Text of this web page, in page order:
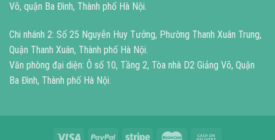
Võ, quận Ba Đình, Thành phố Hà Nội.
Chi nhánh 2: Số 25 Nguyễn Huy Tưởng, Phường Thanh Xuân Trung,
Quận Thanh Xuân, Thành phố Hà Nội.
Văn phòng đại diện: Ô số 10, Tầng 2, Tòa nhà D2 Giảng Võ, Quận
Ba Đình, Thành phố Hà Nội.